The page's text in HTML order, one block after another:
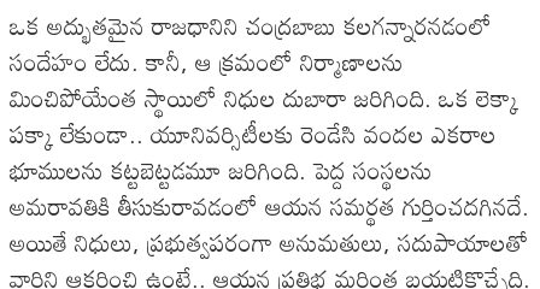
ఒక అద్భుతమైన రాజధానిని చంద్రబాబు కలగన్నారనడంలో
సందేహం లేదు. కానీ, ఆ క్రమంలో నిర్మాణాలను
మించిపోయేంత స్థాయిలో నిధుల దుబారా జరిగింది. ఒక లెక్కా
పక్కా లేకుండా.. యూనివర్సిటీలకు రెండేసి వందల ఎకరాల
భూములను కట్టబెట్టడమూ జరిగింది. పెద్ద సంస్థలను
అమరావతికి తీసుకురావడంలో ఆయన సమర్థత గుర్తించదగినదే.
అయితే నిధులు, ప్రభుత్వపరంగా అనుమతులు, సదుపాయాలతో
వారిని ఆకర్షించి ఉంటే.. ఆయన ప్రతిభ మరింత బయటికొచ్చేది.